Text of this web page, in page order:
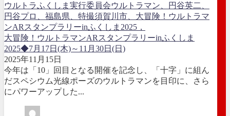
ウルトラふくしま実行委員会ウルトラマン、円谷英二、
円谷プロ、福島県、 特撮須賀川市、大冒険！ウルトラマ
ンARスタンプラリーinふくしま2025，
大冒険！ウルトラマンARスタンプラリーinふくしま
2025◆7月17日(木)～11月30日(日)
2025年11月15日
今年は「10」回目となる開催を記念し、「十字」に組ん
だスペシウム光線ポーズのウルトラマンを目印に、さら
にパワーアップした...